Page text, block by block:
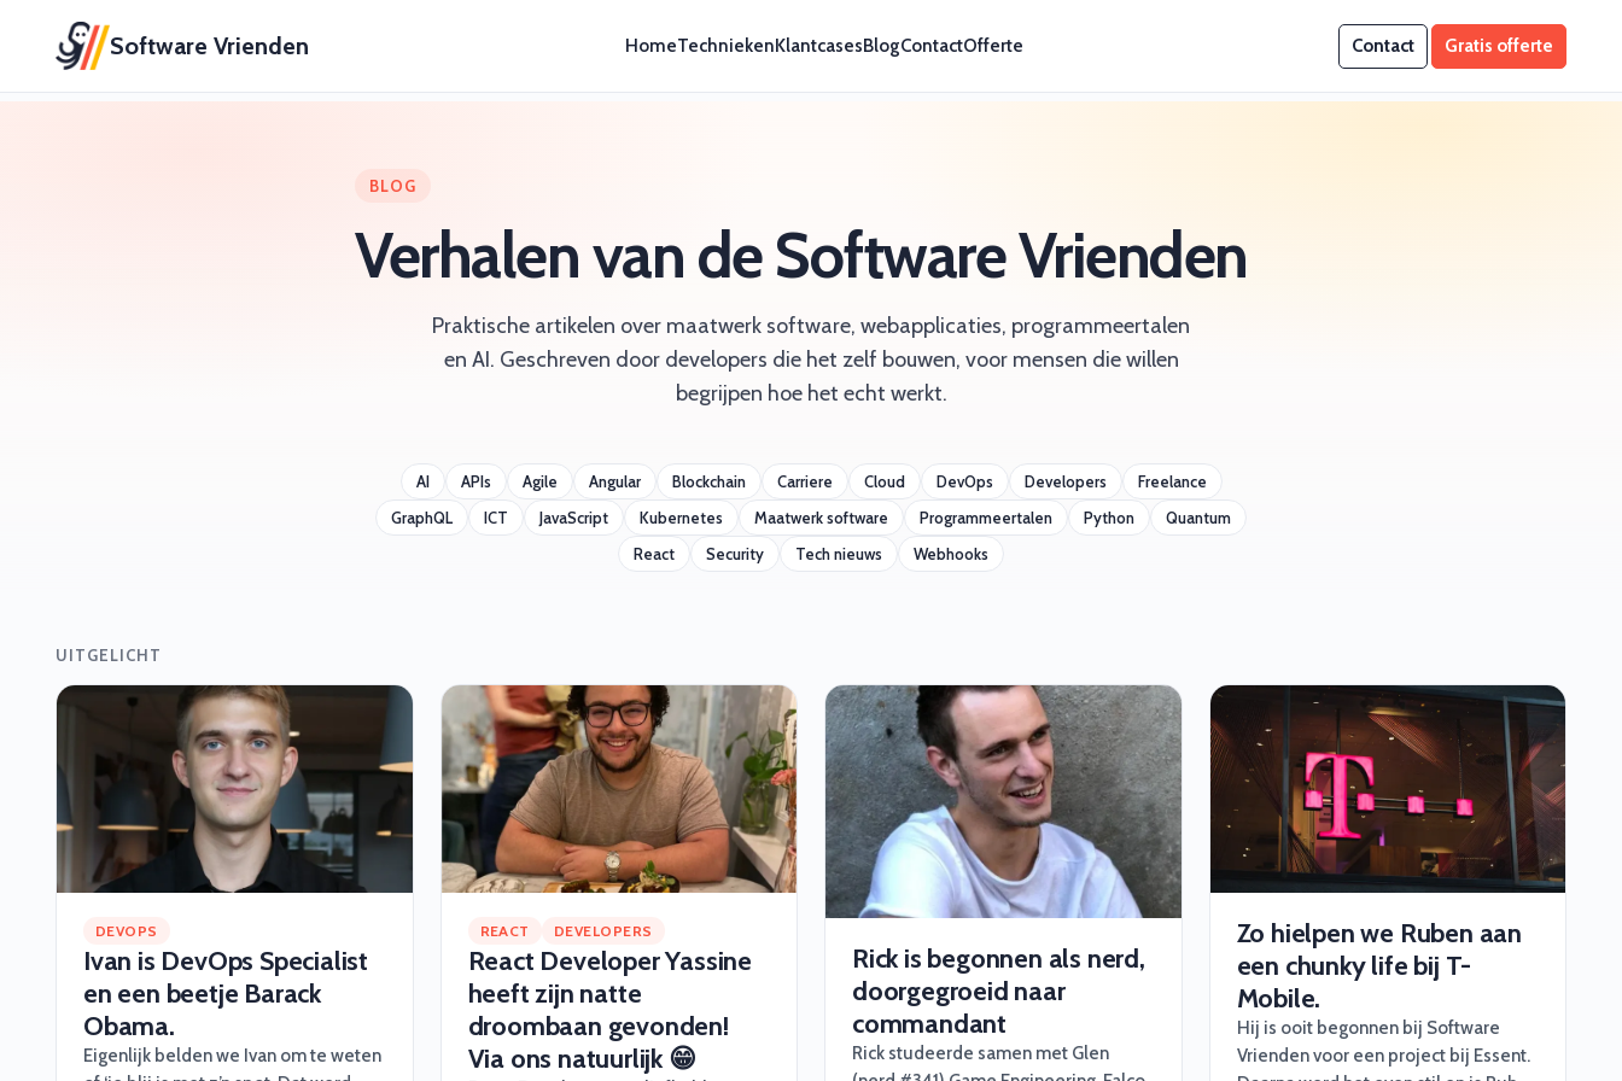
Software Vrienden HomeTechniekenKlantcasesBlogContactOfferte Contact Gratis offerte
BLOG
Verhalen van de Software Vrienden
Praktische artikelen over maatwerk software, webapplicaties, programmeertalen
en AI. Geschreven door developers die het zelf bouwen, voor mensen die willen
begrijpen hoe het echt werkt.
AI APIs Agile Angular Blockchain Carriere Cloud DevOps Developers
Freelance
GraphQL
ICT JavaScript Kubernetes Maatwerk software Programmeertalen Python
Quantum
React
Security Tech nieuws Webhooks
UITGELICHT
DEVOPS
Ivan is DevOps Specialist
en een beetje Barack
Obama.
Eigenlijk belden we Ivan om te weten
REACT DEVELOPERS
React Developer Yassine
heeft zijn natte
droombaan gevonden!
Via ons natuurlijk 😁
Rick is begonnen als nerd,
doorgegroeid naar
commandant
Rick studeerde samen met Glen
Zo hielpen we Ruben aan
een chunky life bij T-
Mobile.
Hij is ooit begonnen bij Software
Vrienden voor een project bij Essent.